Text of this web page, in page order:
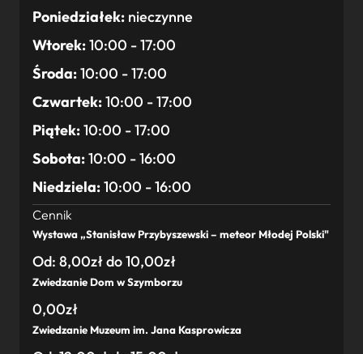
Poniedziałek: nieczynne
Wtorek:10:00 - 17:00
Środa:10:00 - 17:00
Czwartek:10:00 - 17:00
Piątek:10:00 - 17:00
Sobota:10:00 - 16:00
Niedziela:10:00 - 16:00
Cennik
Wystawa „Stanisław Przybyszewski – meteor Młodej Polski"
Od: 8,00zł do 10,00zł
Zwiedzanie Dom w Szymborzu
0,00zł
Zwiedzanie Muzeum im. Jana Kasprowicza